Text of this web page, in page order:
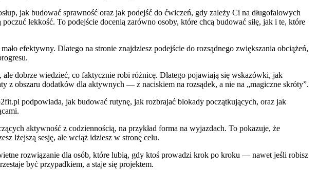
jak budować sprawność oraz jak podejść do ćwiczeń, gdy zależy Ci na długofalowych
lekkość. To podejście docenią zarówno osoby, które chcą budować siłę, jak i te, które
efektywny. Dlatego na stronie znajdziesz podejście do rozsądnego zwiększania obciążeń,
dobrze wiedzieć, co faktycznie robi różnicę. Dlatego pojawiają się wskazówki, jak
z obszaru dodatków dla aktywnych — z naciskiem na rozsądek, a nie na „magiczne skróty”.
podpowiada, jak budować rutynę, jak rozbrajać blokady początkujących, oraz jak
aktywność z codziennością, na przykład forma na wyjazdach. To pokazuje, że
lżejszą sesję, ale wciąż idziesz w stronę celu.
rozwiązanie dla osób, które lubią, gdy ktoś prowadzi krok po kroku — nawet jeśli robisz
być przypadkiem, a staje się projektem.